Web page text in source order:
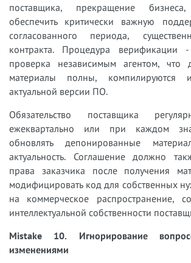
поставщика, прекращение бизнеса,
обеспечить критически важную
согласованного периода,
контракта. Процедура верификации -
проверка независимым агентом, что
материалы полны, компилируются и
актуальной версии ПО.
Обязательство поставщика
ежеквартально или при каждом
обновлять депонированные
актуальность. Соглашение должно
права заказчика после получения
модифицировать код для собственных
на коммерческое распространение,
интеллектуальной собственности
Mistake 10. Игнорирование
изменениями